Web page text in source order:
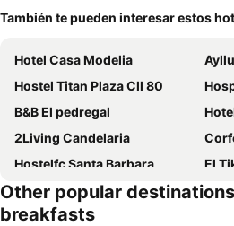
También te pueden interesar estos
Hotel Casa Modelia
Hostel Titan Plaza Cll 80
B&B El pedregal
2Living Candelaria
Hostelfc Santa Barbara
El
Hostal Casalé Usaquén Embajada de Mexico
5Q
Hostelfc Movistar57
Other popular
breakfasts